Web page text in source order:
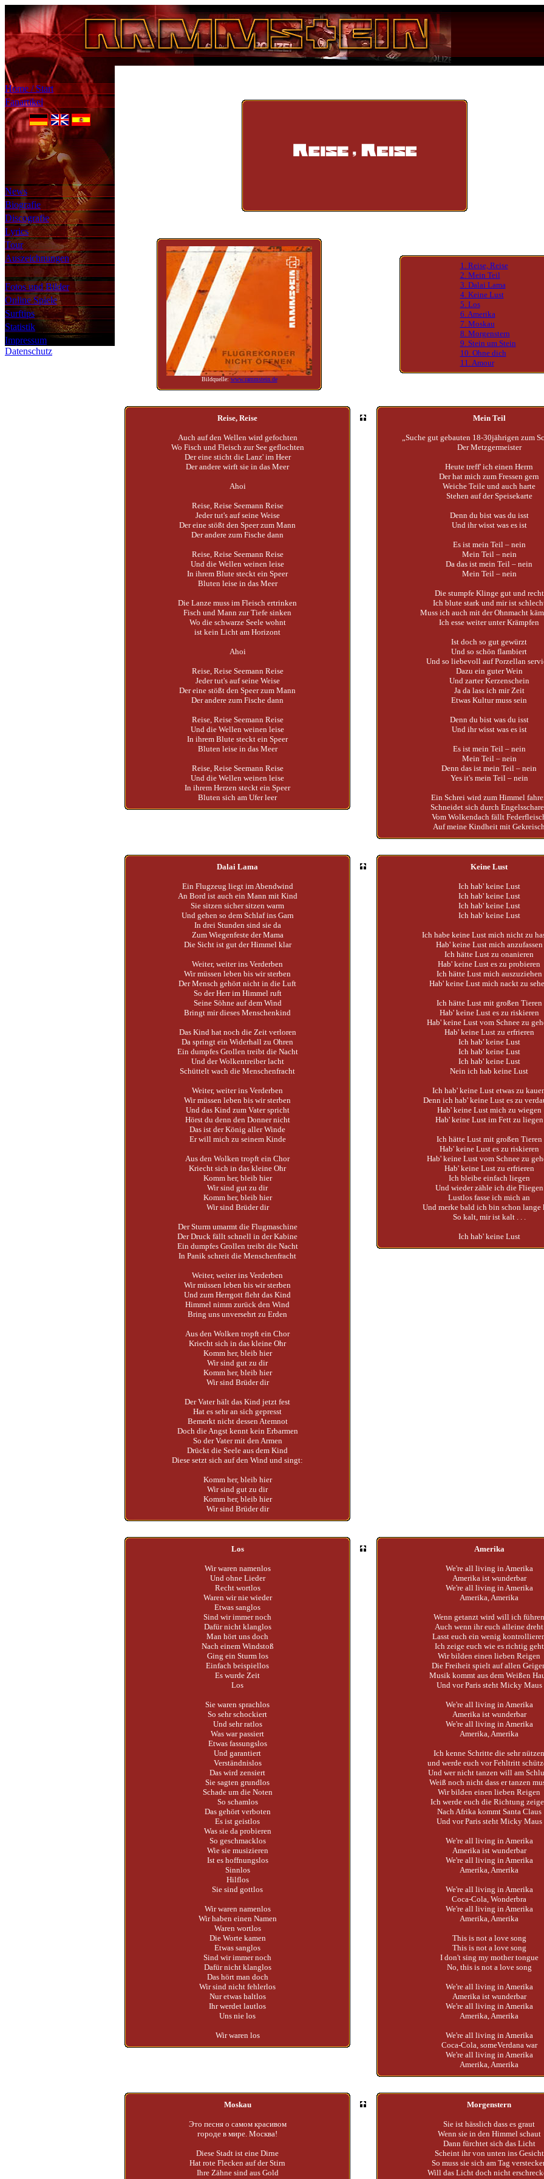
Home / Start
Fanartikel
News
Biografie
Discografie
Lyrics
Tour
Auszeichnungen
Fotos und Bilder
Online Spiele
Surftips
Statistik
Impressum
Datenschutz
Bildquelle: www.rammstein.de
1. Reise, Reise
2. Mein Teil
3. Dalai Lama
4. Keine Lust
5. Los
6. Amerika
7. Moskau
8. Morgenstern
9. Stein um Stein
10. Ohne dich
11. Amour
Reise, Reise
Auch auf den Wellen wird gefochten
Wo Fisch und Fleisch zur See geflochten
Der eine sticht die Lanz' im Heer
Der andere wirft sie in das Meer
Ahoi
Reise, Reise Seemann Reise
Jeder tut's auf seine Weise
Der eine stößt den Speer zum Mann
Der andere zum Fische dann
Reise, Reise Seemann Reise
Und die Wellen weinen leise
In ihrem Blute steckt ein Speer
Bluten leise in das Meer
Die Lanze muss im Fleisch ertrinken
Fisch und Mann zur Tiefe sinken
Wo die schwarze Seele wohnt
ist kein Licht am Horizont
Ahoi
Reise, Reise Seemann Reise
Jeder tut's auf seine Weise
Der eine stößt den Speer zum Mann
Der andere zum Fische dann
Reise, Reise Seemann Reise
Und die Wellen weinen leise
In ihrem Blute steckt ein Speer
Bluten leise in das Meer
Reise, Reise Seemann Reise
Und die Wellen weinen leise
In ihrem Herzen steckt ein Speer
Bluten sich am Ufer leer
Mein Teil
„Suche gut gebauten 18-30jährigen zum
Der Metzgermeister
Heute treff' ich einen Herrn
Der hat mich zum Fressen gern
Weiche Teile und auch harte
Stehen auf der Speisekarte
Denn du bist was du isst
Und ihr wisst was es ist
Es ist mein Teil – nein
Mein Teil – nein
Da das ist mein Teil – nein
Mein Teil – nein
Die stumpfe Klinge gut und recht
Ich blute stark und mir ist
Muss ich auch mit der Ohnmacht
Ich esse weiter unter Krämpfen
Ist doch so gut gewürzt
Und so schön flambiert
Und so liebevoll auf Porzellan
Dazu ein guter Wein
Und zarter Kerzenschein
Ja da lass ich mir Zeit
Etwas Kultur muss sein
Denn du bist was du isst
Und ihr wisst was es ist
Es ist mein Teil – nein
Mein Teil – nein
Denn das ist mein Teil – nein
Yes it's mein Teil – nein
Ein Schrei wird zum Himmel
Schneidet sich durch
Vom Wolkendach fällt
Auf meine Kindheit mit
Dalai Lama
Ein Flugzeug liegt im Abendwind
An Bord ist auch ein Mann mit Kind
Sie sitzen sicher sitzen warm
Und gehen so dem Schlaf ins Garn
In drei Stunden sind sie da
Zum Wiegenfeste der Mama
Die Sicht ist gut der Himmel klar
Weiter, weiter ins Verderben
Wir müssen leben bis wir sterben
Der Mensch gehört nicht in die Luft
So der Herr im Himmel ruft
Seine Söhne auf dem Wind
Bringt mir dieses Menschenkind
Das Kind hat noch die Zeit verloren
Da springt ein Widerhall zu Ohren
Ein dumpfes Grollen treibt die Nacht
Und der Wolkentreiber lacht
Schüttelt wach die Menschenfracht
Weiter, weiter ins Verderben
Wir müssen leben bis wir sterben
Und das Kind zum Vater spricht
Hörst du denn den Donner nicht
Das ist der König aller Winde
Er will mich zu seinem Kinde
Aus den Wolken tropft ein Chor
Kriecht sich in das kleine Ohr
Komm her, bleib hier
Wir sind gut zu dir
Komm her, bleib hier
Wir sind Brüder dir
Der Sturm umarmt die Flugmaschine
Der Druck fällt schnell in der Kabine
Ein dumpfes Grollen treibt die Nacht
In Panik schreit die Menschenfracht
Weiter, weiter ins Verderben
Wir müssen leben bis wir sterben
Und zum Herrgott fleht das Kind
Himmel nimm zurück den Wind
Bring uns unversehrt zu Erden
Aus den Wolken tropft ein Chor
Kriecht sich in das kleine Ohr
Komm her, bleib hier
Wir sind gut zu dir
Komm her, bleib hier
Wir sind Brüder dir
Der Vater hält das Kind jetzt fest
Hat es sehr an sich gepresst
Bemerkt nicht dessen Atemnot
Doch die Angst kennt kein Erbarmen
So der Vater mit den Armen
Drückt die Seele aus dem Kind
Diese setzt sich auf den Wind und singt:
Komm her, bleib hier
Wir sind gut zu dir
Komm her, bleib hier
Wir sind Brüder dir
Keine Lust
Ich hab' keine Lust
Ich hab' keine Lust
Ich hab' keine Lust
Ich hab' keine Lust
Ich habe keine Lust mich nicht zu
Hab' keine Lust mich anzufassen
Ich hätte Lust zu onanieren
Hab' keine Lust es zu probieren
Ich hätte Lust mich auszuziehen
Hab' keine Lust mich nackt zu
Ich hätte Lust mit großen Tieren
Hab' keine Lust es zu riskieren
Hab' keine Lust vom Schnee zu
Hab' keine Lust zu erfrieren
Ich hab' keine Lust
Ich hab' keine Lust
Ich hab' keine Lust
Nein ich hab keine Lust
Ich hab' keine Lust etwas zu
Denn ich hab' keine Lust es zu
Hab' keine Lust mich zu wiegen
Hab' keine Lust im Fett zu liegen
Ich hätte Lust mit großen Tieren
Hab' keine Lust es zu riskieren
Hab' keine Lust vom Schnee zu
Hab' keine Lust zu erfrieren
Ich bleibe einfach liegen
Und wieder zähle ich die Fliegen
Lustlos fasse ich mich an
Und merke bald ich bin schon lange
So kalt, mir ist kalt . . .
Ich hab' keine Lust
Los
Wir waren namenlos
Und ohne Lieder
Recht wortlos
Waren wir nie wieder
Etwas sanglos
Sind wir immer noch
Dafür nicht klanglos
Man hört uns doch
Nach einem Windstoß
Ging ein Sturm los
Einfach beispiellos
Es wurde Zeit
Los
Sie waren sprachlos
So sehr schockiert
Und sehr ratlos
Was war passiert
Etwas fassungslos
Und garantiert
Verständnislos
Das wird zensiert
Sie sagten grundlos
Schade um die Noten
So schamlos
Das gehört verboten
Es ist geistlos
Was sie da probieren
So geschmacklos
Wie sie musizieren
Ist es hoffnungslos
Sinnlos
Hilflos
Sie sind gottlos
Wir waren namenlos
Wir haben einen Namen
Waren wortlos
Die Worte kamen
Etwas sanglos
Sind wir immer noch
Dafür nicht klanglos
Das hört man doch
Wir sind nicht fehlerlos
Nur etwas haltlos
Ihr werdet lautlos
Uns nie los
Wir waren los
Amerika
We're all living in Amerika
Amerika ist wunderbar
We're all living in Amerika
Amerika, Amerika
Wenn getanzt wird will ich führen
Auch wenn ihr euch alleine dreht
Lasst euch ein wenig
Ich zeige euch wie es richtig geht
Wir bilden einen lieben Reigen
Die Freiheit spielt auf allen
Musik kommt aus dem Weißen
Und vor Paris steht Micky Maus
We're all living in Amerika
Amerika ist wunderbar
We're all living in Amerika
Amerika, Amerika
Ich kenne Schritte die sehr nützen
und werde euch vor Fehltritt
Und wer nicht tanzen will am
Weiß noch nicht dass er tanzen
Wir bilden einen lieben Reigen
Ich werde euch die Richtung
Nach Afrika kommt Santa Claus
Und vor Paris steht Micky Maus
We're all living in Amerika
Amerika ist wunderbar
We're all living in Amerika
Amerika, Amerika
We're all living in Amerika
Coca-Cola, Wonderbra
We're all living in Amerika
Amerika, Amerika
This is not a love song
This is not a love song
I don't sing my mother tongue
No, this is not a love song
We're all living in Amerika
Amerika ist wunderbar
We're all living in Amerika
Amerika, Amerika
We're all living in Amerika
Coca-Cola, someVerdana war
We're all living in Amerika
Amerika, Amerika
Moskau
Это песня о самом красивом
городе в мире. Москва!
Diese Stadt ist eine Dirne
Hat rote Flecken auf der Stirn
Ihre Zähne sind aus Gold
Morgenstern
Sie ist hässlich dass es graut
Wenn sie in den Himmel schaut
Dann fürchtet sich das Licht
Scheint ihr von unten ins Gesicht
So muss sie sich am Tag
Will das Licht doch nicht